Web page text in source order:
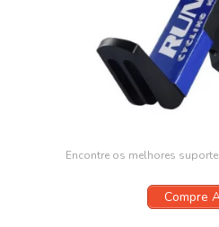
Encontre os melhores
Compre